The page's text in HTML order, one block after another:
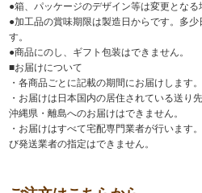
●箱、パッケージのデザイン等は変更となる
●加工品の賞味期限は製造日からです。多
す。
●商品にのし、ギフト包装はできません。
■お届けについて
・各商品ごとに記載の期間にお届けします。
・お届けは日本国内の居住されている送り
沖縄県・離島へのお届けはできません。
・お届けはすべて宅配専門業者が行います
び発送業者の指定はできません。